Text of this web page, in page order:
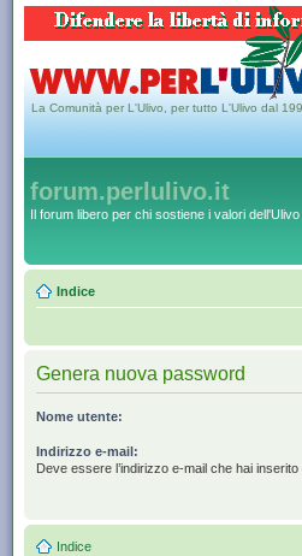
La Comunità per L'Ulivo, per tutto L'Ulivo dal
forum.perlulivo.it
Il forum libero per chi sostiene i valori dell'Ulivo
Indice
Genera nuova password
Nome utente:
Indirizzo e-mail:
Deve essere l’indirizzo e-mail che hai
Indice